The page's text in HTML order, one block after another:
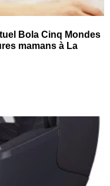
Bola Cinq Mondes
mamans à La